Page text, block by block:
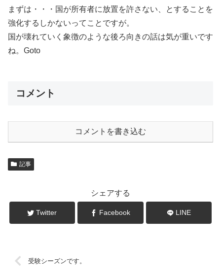
まずは・・・国が所有者に放置を許さない、とすることを
強化するしかないってことですが。
国が壊れていく象徴のような後ろ向きの話は気が重いです
ね。Goto
コメント
コメントを書き込む
記事
シェアする
Twitter Facebook LINE
受験シーズンです。